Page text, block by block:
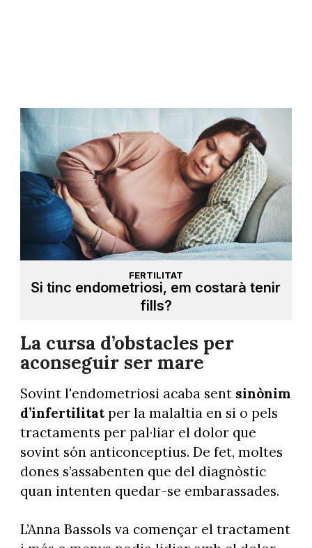
FERTILITAT
Si tinc endometriosi, em costarà tenir
fills?
La cursa d’obstacles per
aconseguir ser mare
Sovint l'endometriosi acaba sent sinònim
d’infertilitatper la malaltia en si o pels
tractaments per pal·liar el dolor que
sovint són anticonceptius. De fet, moltes
dones s’assabenten que del diagnòstic
quan intenten quedar-se embarassades.
L’Anna Bassols va començar el tractament